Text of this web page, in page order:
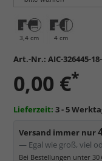
3,4 cm 4 cm
Art.-Nr.: AIC-326445-
0,00 €*
Lieferzeit: 3 - 5
Versand immer nur
— Egal wie groß, viel
Bei Bestellungen unter